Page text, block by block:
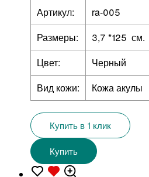
Артикул:
ra-005
Размеры:
3,7 *125 см.
Цвет:
Черный
Вид кожи:
Кожа акулы
Купить в 1 клик
Купить